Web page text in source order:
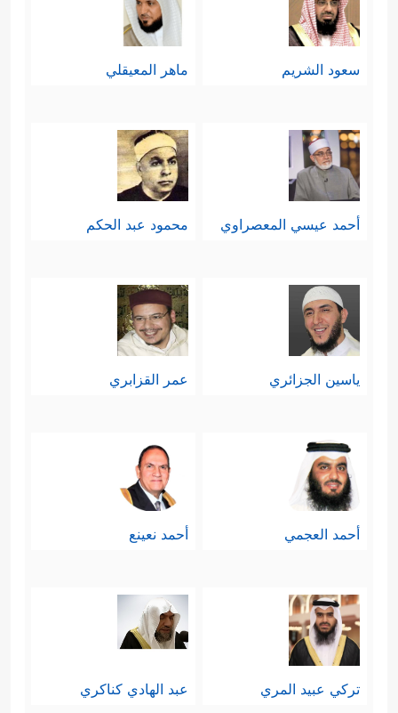
سعود الشريم ماهر المعيقلي
أحمد عيسي المعصراوي محمود عبد الحكم
ياسين الجزائري عمر القزابري
أحمد العجمي أحمد نعينع
تركي عبيد المري عبد الهادي كناكري